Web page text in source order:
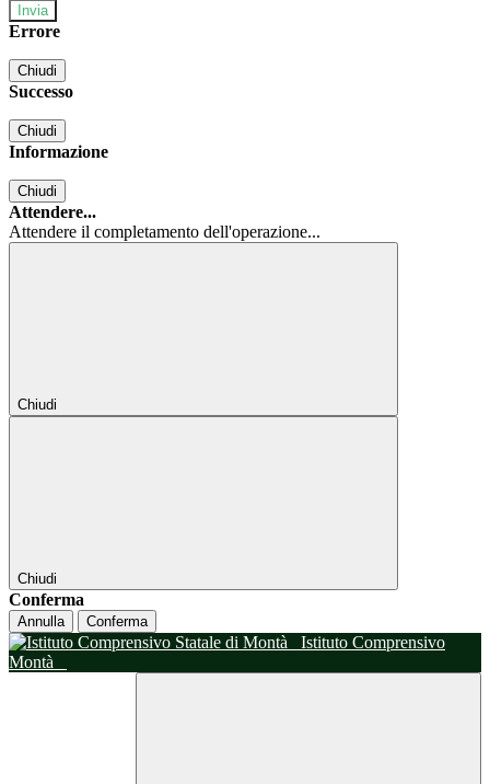
Errore
Chiudi
Successo
Chiudi
Informazione
Chiudi
Attendere...
Attendere il completamento dell'operazione...
Chiudi
Chiudi
Conferma
Annulla Conferma
Istituto Comprensivo
Montà